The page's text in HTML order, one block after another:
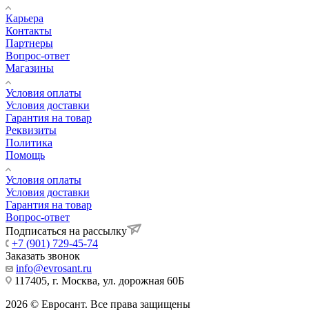
Карьера
Контакты
Партнеры
Вопрос-ответ
Магазины
Условия оплаты
Условия доставки
Гарантия на товар
Реквизиты
Политика
Помощь
Условия оплаты
Условия доставки
Гарантия на товар
Вопрос-ответ
Подписаться на рассылку
+7 (901) 729-45-74
Заказать звонок
info@evrosant.ru
117405, г. Москва, ул. дорожная 60Б
2026 © Евросант. Все права защищены